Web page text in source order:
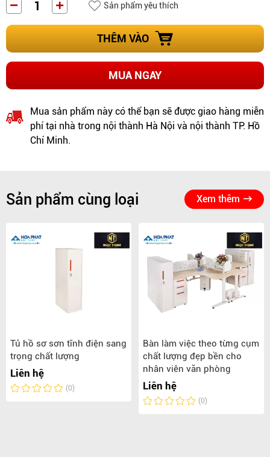
Sản phẩm yêu thích
THÊM VÀO
MUA NGAY
Mua sản phẩm này có thể bạn sẽ được giao hàng miễn
phí tại nhà trong nội thành Hà Nội và nội thành TP. Hồ
Chí Minh.
Sản phẩm cùng loại Xem thêm
Tủ hồ sơ sơn tĩnh điện sang
trọng chất lượng
Liên hệ
(0)
Bàn làm việc theo từng cụm
chất lượng đẹp bền cho
nhân viên văn phòng
Liên hệ
(0)